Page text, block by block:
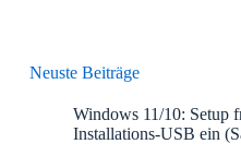
Neuste Beiträge
Windows 11/10: Setup
Installations-USB ein